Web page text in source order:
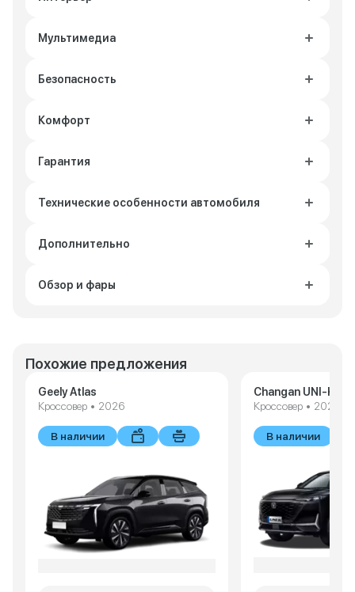
Мультимедиа
Безопасность
Комфорт
Гарантия
Технические особенности автомобиля
Дополнительно
Обзор и фары
Похожие предложения
Geely Atlas
Кроссовер • 2026
В наличии
Changan UNI-K
Кроссовер • 2024
В наличии